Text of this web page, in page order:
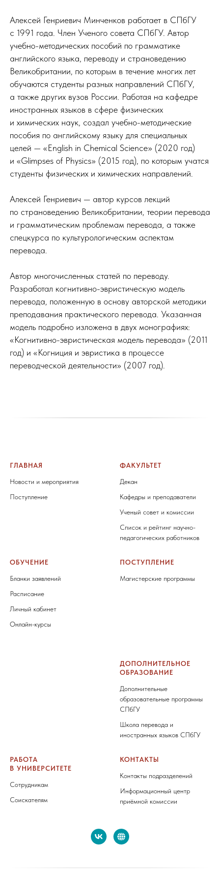
Алексей Генриевич Минченков работает в СПбГУ
с 1991 года. Член Ученого совета СПбГУ. Автор
учебно-методических пособий по грамматике
английского языка, переводу и страноведению
Великобритании, по которым в течение многих лет
обучаются студенты разных направлений СПбГУ,
а также других вузов России. Работая на кафедре
иностранных языков в сфере физических
и химических наук, создал учебно-методические
пособия по английскому языку для специальных
целей — «English in Chemical Science» (2020 год)
и «Glimpses of Physics» (2015 год), по которым учатся
студенты физических и химических направлений.
Алексей Генриевич — автор курсов лекций
по страноведению Великобритании, теории перевода
и грамматическим проблемам перевода, а также
спецкурса по культурологическим аспектам
перевода.
Автор многочисленных статей по переводу.
Разработал когнитивно-эвристическую модель
перевода, положенную в основу авторской методики
преподавания практического перевода. Указанная
модель подробно изложена в двух монографиях:
«Когнитивно-эвристическая модель перевода» (2011
год) и «Когниция и эвристика в процессе
переводческой деятельности» (2007 год).
ГЛАВНАЯ
Новости и мероприятия
Поступление
ФАКУЛЬТЕТ
Декан
Кафедры и преподаватели
Ученый совет и комиссии
Список и рейтинг научно-
педагогических работников
ОБУЧЕНИЕ
Бланки заявлений
Расписание
Личный кабинет
Онлайн-курсы
ПОСТУПЛЕНИЕ
Магистерские программы
ДОПОЛНИТЕЛЬНОЕ
ОБРАЗОВАНИЕ
Дополнительные
образовательные программы
СПбГУ
Школа перевода и
иностранных языков СПбГУ
РАБОТА
В УНИВЕРСИТЕТЕ
Сотрудникам
Соискателям
КОНТАКТЫ
Контакты подразделений
Информационный центр
приёмной комиссии